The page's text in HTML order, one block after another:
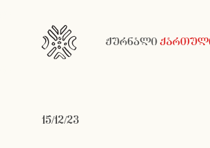
ჟურნალი
15/12/23